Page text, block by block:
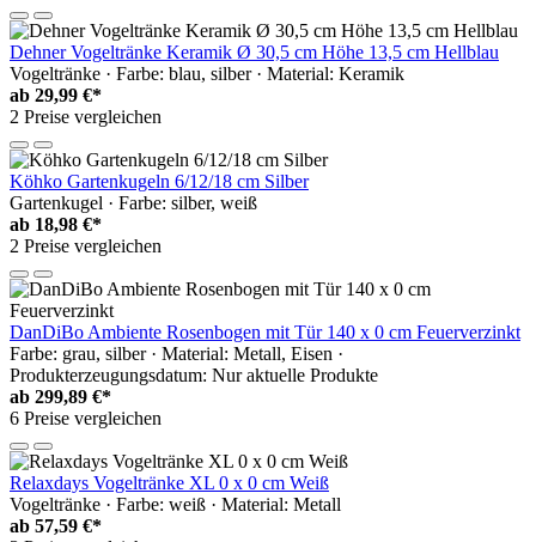
Dehner Vogeltränke Keramik Ø 30,5 cm Höhe 13,5 cm Hellblau
Vogeltränke · Farbe: blau, silber · Material: Keramik
ab 29,99 €*
2 Preise vergleichen
Köhko Gartenkugeln 6/12/18 cm Silber
Gartenkugel · Farbe: silber, weiß
ab 18,98 €*
2 Preise vergleichen
DanDiBo Ambiente Rosenbogen mit Tür 140 x 0 cm Feuerverzinkt
Farbe: grau, silber · Material: Metall, Eisen ·
Produkterzeugungsdatum: Nur aktuelle Produkte
ab 299,89 €*
6 Preise vergleichen
Relaxdays Vogeltränke XL 0 x 0 cm Weiß
Vogeltränke · Farbe: weiß · Material: Metall
ab 57,59 €*